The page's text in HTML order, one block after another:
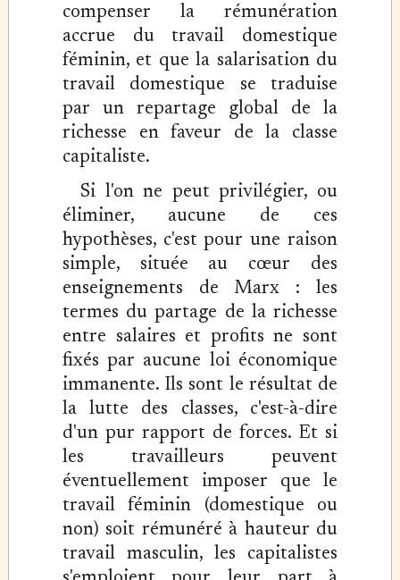
compenser la rémunération
accrue du travail domestique
féminin, et que la salarisation du
travail domestique se traduise
par un repartage global de la
richesse en faveur de la classe
capitaliste.
Si l'on ne peut privilégier, ou
éliminer, aucune de ces
hypothèses, c'est pour une raison
simple, située au cœur des
enseignements de Marx : les
termes du partage de la richesse
entre salaires et profits ne sont
fixés par aucune loi économique
immanente. Ils sont le résultat de
la lutte des classes, c'est-à-dire
d'un pur rapport de forces. Et si
les travailleurs peuvent
éventuellement imposer que le
travail féminin (domestique ou
non) soit rémunéré à hauteur du
travail masculin, les capitalistes